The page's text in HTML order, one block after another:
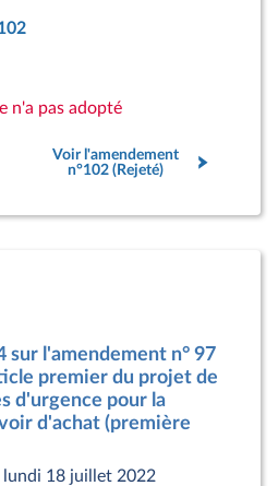
n'a pas adopté
Voir l'amendement
n°102 (Rejeté)
sur l'amendement n° 97
premier du projet de
d'urgence pour la
d'achat (première
lundi 18 juillet 2022